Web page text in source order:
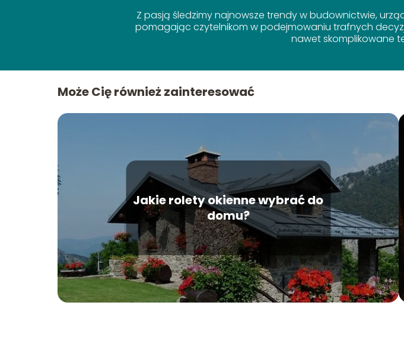
Z pasją śledzimy najnowsze trendy w budownictwie,
pomagając czytelnikom w podejmowaniu trafnych
nawet skomplikowane
Może Cię również zainteresować
Jakie rolety okienne wybrać do
domu?